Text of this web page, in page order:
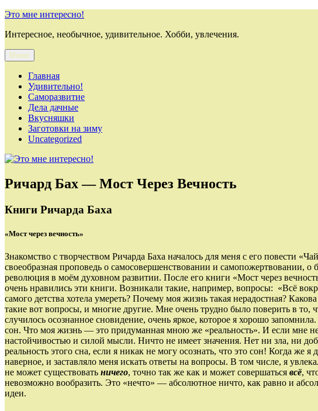
Перейти
содержимому
Это мне интересно!
Интересное, необычное, удивительное. Хобби, увлечения.
Меню
Главная
Удивительно!
Саморазвитие
Дела дачные
Вкусняшки
Заготовки на зиму
Uncategorized
Ричард Бах — Мост Через Вечность
Книги Ричарда Баха
«Мост через вечность»
Знакомство с творчеством Ричарда Баха началось для меня с его повести
своеобразная проповедь о самосовершенствовании и самопожертвовании,
революция в моём духовном развитии. После его книги «Мост через
очень нравились эти книги. Возникали такие, например, вопросы: «Всё
самого детства хотела умереть? Почему моя жизнь такая нерадостная?
такие вот вопросы, и многие другие. Мне очень трудно было поверить в то,
случилось осознанное сновидение, очень яркое, которое я хорошо
сон. Что моя жизнь — это придуманная мною же «реальность». И если мне
настойчивостью и силой мысли. Ничто не имеет значения. Нет ни зла, ни
реальность этого сна, если я никак не могу осознать, что это сон! Когда
наверное, и заставляло меня искать ответы на вопросы. В том числе, я
не может существовать ничего, точно так же как и может совершаться всё,
невозможно вообразить. Это «нечто» — абсолютное ничто, как равно и
идеи.